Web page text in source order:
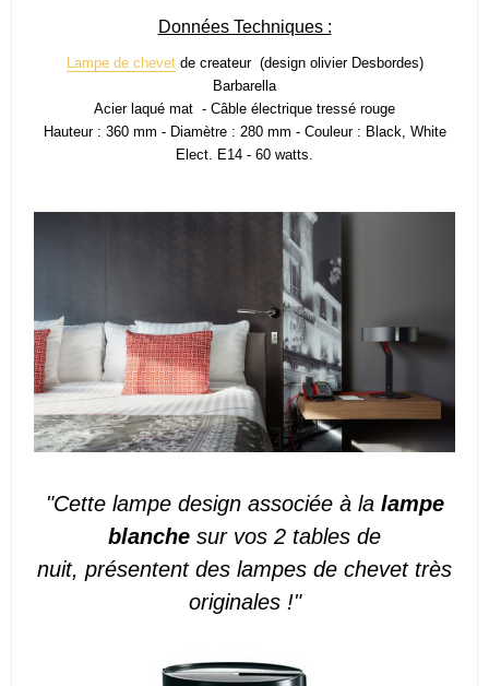
Données Techniques :
Lampe de chevetde createur (design olivier Desbordes)
Barbarella
Acier laqué mat - Câble électrique tressé rouge
Hauteur : 360 mm - Diamètre : 280 mm - Couleur : Black, White
Elect. E14 - 60 watts.
"Cette lampe design associée à lalampe
blanche sur vos 2 tables de
nuit, présentent des lampes de chevet très
originales !"